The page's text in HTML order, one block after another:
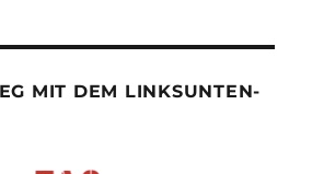
MIT DEM LINKSUNTEN-